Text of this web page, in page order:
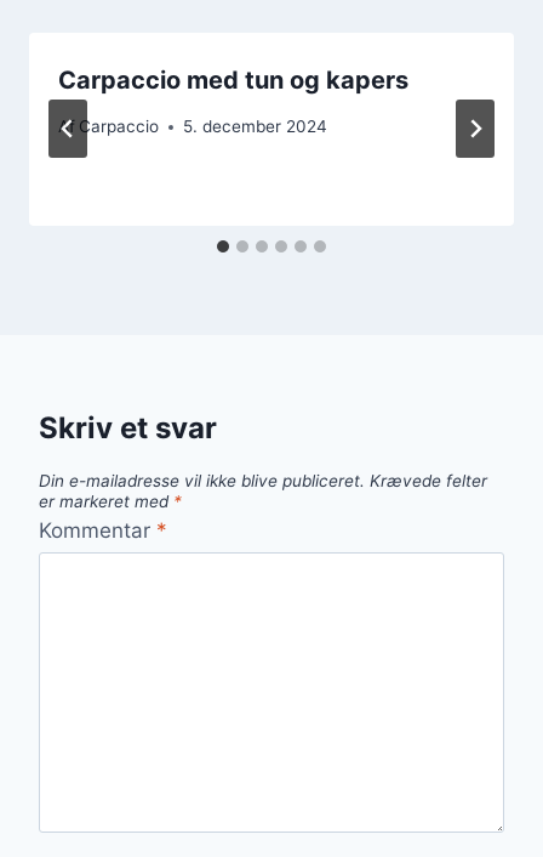
Carpaccio med tun og kapers
Af Carpaccio 5. december 2024
Skriv et svar
Din e-mailadresse vil ikke blive publiceret. Krævede felter
er markeret med *
Kommentar *